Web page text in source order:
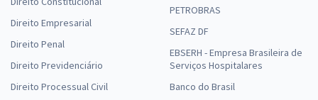
Direito Empresarial
Direito Penal
Direito Previdenciário
Direito Processual Civil
PETROBRAS
SEFAZ DF
EBSERH - Empresa Brasileira de
Serviços Hospitalares
Banco do Brasil